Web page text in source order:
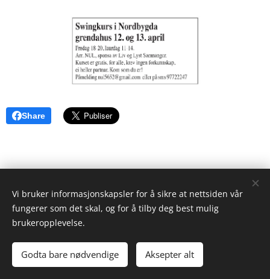
Share
NORDBYGDA UNGDOMSLAG
Informasjonskapsler
Vi bruker informasjonskapsler for å sikre at nettsiden vår
fungerer som det skal, og for å tilby deg best mulig
brukeropplevelse.
Godta bare nødvendige Aksepter alt